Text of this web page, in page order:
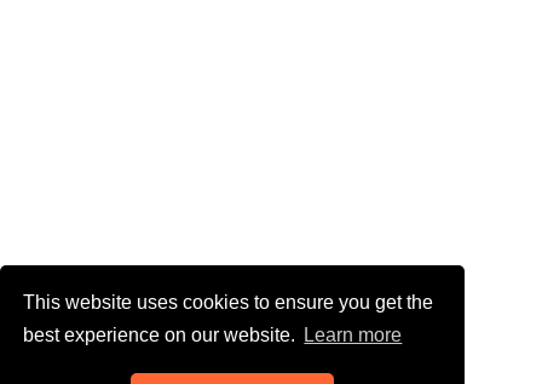
This website uses cookies to ensure you get the
best experience on our website.
Learn more